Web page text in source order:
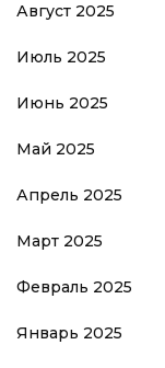
Август 2025
Июль 2025
Июнь 2025
Май 2025
Апрель 2025
Март 2025
Февраль 2025
Январь 2025